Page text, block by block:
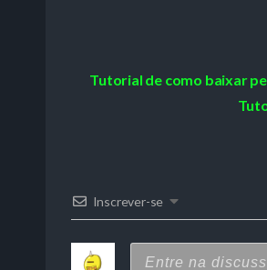
Tutorial de como baixar
Inscrever-se